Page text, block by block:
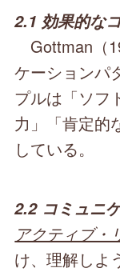
2.1 効果的な
Gottman（
ケーションパ
プルは「ソフ
力」「肯定的
している。
2.2 コミュニ
アクティブ・
け、理解しよ